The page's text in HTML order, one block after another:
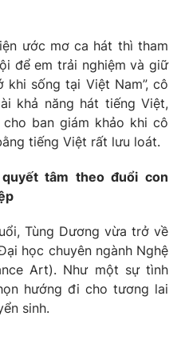
điện tử số 483/GP-BTTTT
ước mơ ca hát thì tham
để em trải nghiệm và giữ
khi sống tại Việt Nam”, cô
khả năng hát tiếng Việt,
ban giám khảo khi cô
tiếng Việt rất lưu loát.
tâm theo đuổi con
Tùng Dương vừa trở về
học chuyên ngành Nghệ
Art). Như một sự tình
hướng đi cho tương lai
sinh.